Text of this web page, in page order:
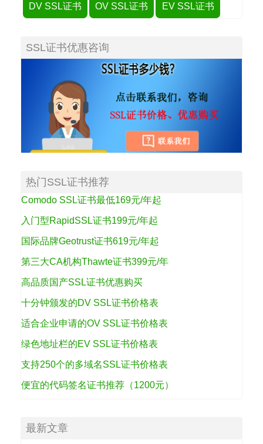
DV SSL证书 OV SSL证书 EV SSL证书
SSL证书优惠咨询
热门SSL证书推荐
Comodo SSL证书最低169元/年起
入门型RapidSSL证书199元/年起
国际品牌Geotrust证书619元/年起
第三大CA机构Thawte证书399元/年
高品质国产SSL证书优惠购买
十分钟颁发的DV SSL证书价格表
适合企业申请的OV SSL证书价格表
绿色地址栏的EV SSL证书价格表
支持250个的多域名SSL证书价格表
便宜的代码签名证书推荐（1200元）
最新文章